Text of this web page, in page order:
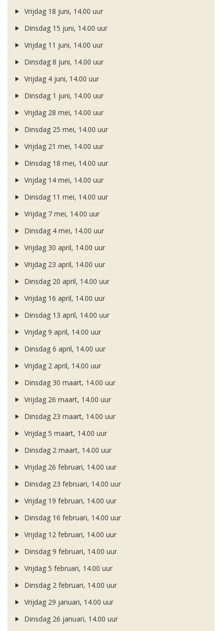
Vrijdag 18 juni, 14.00 uur
Dinsdag 15 juni, 14.00 uur
Vrijdag 11 juni, 14.00 uur
Dinsdag 8 juni, 14.00 uur
Vrijdag 4 juni, 14.00 uur
Dinsdag 1 juni, 14.00 uur
Vrijdag 28 mei, 14.00 uur
Dinsdag 25 mei, 14.00 uur
Vrijdag 21 mei, 14.00 uur
Dinsdag 18 mei, 14.00 uur
Vrijdag 14 mei, 14.00 uur
Dinsdag 11 mei, 14.00 uur
Vrijdag 7 mei, 14.00 uur
Dinsdag 4 mei, 14.00 uur
Vrijdag 30 april, 14.00 uur
Vrijdag 23 april, 14.00 uur
Dinsdag 20 april, 14.00 uur
Vrijdag 16 april, 14.00 uur
Dinsdag 13 april, 14.00 uur
Vrijdag 9 april, 14.00 uur
Dinsdag 6 april, 14.00 uur
Vrijdag 2 april, 14.00 uur
Dinsdag 30 maart, 14.00 uur
Vrijdag 26 maart, 14.00 uur
Dinsdag 23 maart, 14.00 uur
Vrijdag 5 maart, 14.00 uur
Dinsdag 2 maart, 14.00 uur
Vrijdag 26 februari, 14.00 uur
Dinsdag 23 februari, 14.00 uur
Vrijdag 19 februari, 14.00 uur
Dinsdag 16 februari, 14.00 uur
Vrijdag 12 februari, 14.00 uur
Dinsdag 9 februari, 14.00 uur
Vrijdag 5 februari, 14.00 uur
Dinsdag 2 februari, 14.00 uur
Vrijdag 29 januari, 14.00 uur
Dinsdag 26 januari, 14.00 uur